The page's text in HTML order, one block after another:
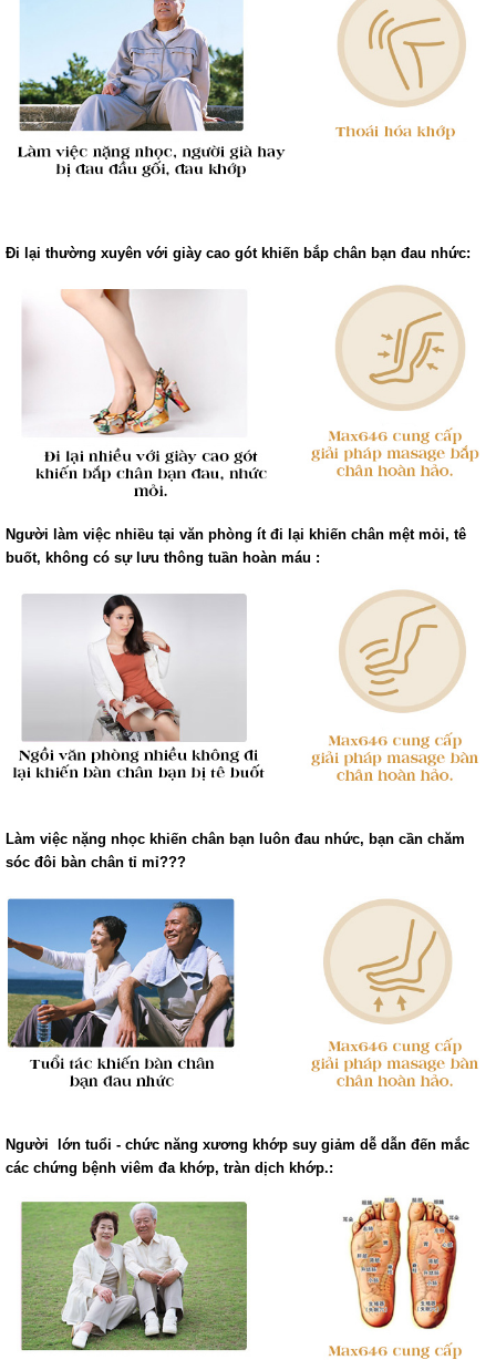
Đi lại thường xuyên với giày cao gót khiến bắp chân bạn đau nhức:
Người làm việc nhiều tại văn phòng ít đi lại khiến chân mệt mỏi, tê
buốt, không có sự lưu thông tuần hoàn máu :
Làm việc nặng nhọc khiến chân bạn luôn đau nhức, bạn cần chăm
sóc đôi bàn chân tỉ mỉ???
Người lớn tuổi - chức năng xương khớp suy giảm dễ dẫn đến mắc
các chứng bệnh viêm đa khớp, tràn dịch khớp.: